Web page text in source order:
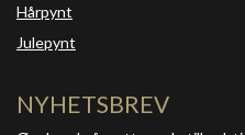
Hårpynt
Julepynt
NYHETSBREV